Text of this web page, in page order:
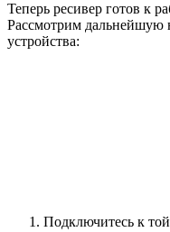
Теперь ресивер готов к
Рассмотрим дальнейшую
устройства:
Подключитесь к